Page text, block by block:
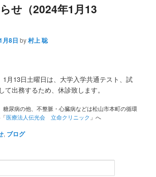
せ（2024年1月13
月8日 by村上 聡
1月13日土曜日は、大学入学共通テスト、試
て出務するため、休診致します。
糖尿病の他、不整脈・心臓病などは松山市本町の循環
医療法人伝光会 立命クリニック 」へ
, ブログ